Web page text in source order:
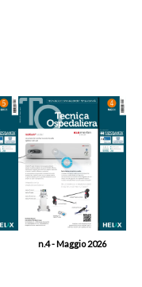
n.4 - Maggio 2026